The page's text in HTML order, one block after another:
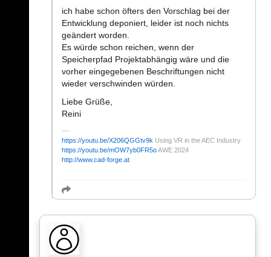
ich habe schon öfters den Vorschlag bei der
Entwicklung deponiert, leider ist noch nichts
geändert worden.
Es würde schon reichen, wenn der
Speicherpfad Projektabhängig wäre und die
vorher eingegebenen Beschriftungen nicht
wieder verschwinden würden.
Liebe Grüße,
Reini
https://youtu.be/X206QGGtv9k Using VR in the AEC Industry
https://youtu.be/mOW7yb0FR5oAWE 2024
http://www.cad-forge.at